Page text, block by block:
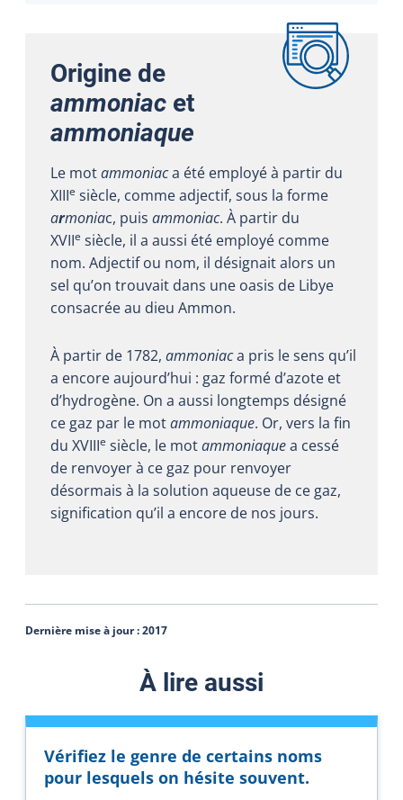
Origine de
ammoniac et
ammoniaque
Le motammoniaca été employé à partir du
XIIIe siècle, comme adjectif, sous la forme
armoniac, puis ammoniac. À partir du
XVIIe siècle, il a aussi été employé comme
nom. Adjectif ou nom, il désignait alors un
sel qu’on trouvait dans une oasis de Libye
consacrée au dieu Ammon.
À partir de 1782, ammoniaca pris le sens qu’il
a encore aujourd’hui : gaz formé d’azote et
d’hydrogène. On a aussi longtemps désigné
ce gaz par le motammoniaque. Or, vers la fin
du XVIIIe siècle, le motammoniaquea cessé
de renvoyer à ce gaz pour renvoyer
désormais à la solution aqueuse de ce gaz,
signification qu’il a encore de nos jours.
Dernière mise à jour :2017
À lire aussi
Vérifiez le genre de certains noms
pour lesquels on hésite souvent.